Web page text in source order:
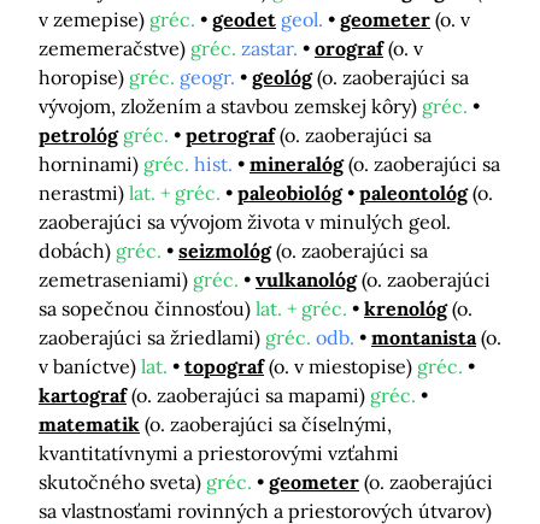
v zemepise) gréc. geodet geol. geometer (o. v
zememeračstve) gréc. zastar. orograf (o. v
horopise) gréc. geogr. geológ (o. zaoberajúci sa
vývojom, zložením a stavbou zemskej kôry) gréc.
petrológ gréc. petrograf (o. zaoberajúci sa
horninami) gréc. hist. mineralóg (o. zaoberajúci sa
nerastmi) lat. + gréc. paleobiológ paleontológ (o.
zaoberajúci sa vývojom života v minulých geol.
dobách) gréc. seizmológ (o. zaoberajúci sa
zemetraseniami) gréc. vulkanológ (o. zaoberajúci
sa sopečnou činnosťou) lat. + gréc. krenológ (o.
zaoberajúci sa žriedlami) gréc. odb. montanista (o.
v baníctve) lat. topograf (o. v miestopise) gréc.
kartograf (o. zaoberajúci sa mapami) gréc.
matematik (o. zaoberajúci sa číselnými,
kvantitatívnymi a priestorovými vzťahmi
skutočného sveta) gréc. geometer (o. zaoberajúci
sa vlastnosťami rovinných a priestorových útvarov)